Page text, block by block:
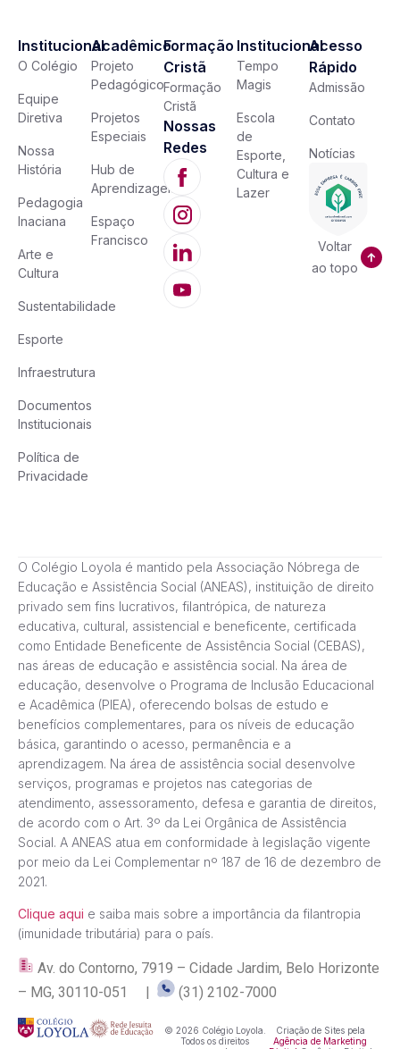
Institucional
O Colégio
Equipe
Diretiva
Nossa
História
Pedagogia
Inaciana
Arte e
Cultura
Sustentabilidade
Esporte
Infraestrutura
Documentos
Institucionais
Política de
Privacidade
Acadêmico
Projeto
Pedagógico
Projetos
Especiais
Hub de
Aprendizagem
Espaço
Francisco
Formação
Cristã
Formação
Cristã
Nossas
Redes
Institucional
Tempo
Magis
Escola
de
Esporte,
Cultura e
Lazer
Acesso
Rápido
Admissão
Contato
Notícias
Voltar
ao topo
O Colégio Loyola é mantido pela Associação Nóbrega de
Educação e Assistência Social (ANEAS), instituição de direito
privado sem fins lucrativos, filantrópica, de natureza
educativa, cultural, assistencial e beneficente, certificada
como Entidade Beneficente de Assistência Social (CEBAS),
nas áreas de educação e assistência social. Na área de
educação, desenvolve o Programa de Inclusão Educacional
e Acadêmica (PIEA), oferecendo bolsas de estudo e
benefícios complementares, para os níveis de educação
básica, garantindo o acesso, permanência e a
aprendizagem. Na área de assistência social desenvolve
serviços, programas e projetos nas categorias de
atendimento, assessoramento, defesa e garantia de direitos,
de acordo com o Art. 3º da Lei Orgânica de Assistência
Social. A ANEAS atua em conformidade à legislação vigente
por meio da Lei Complementar nº 187 de 16 de dezembro de
2021.
Clique aqui e saiba mais sobre a importância da filantropia
(imunidade tributária) para o país.
Av. do Contorno, 7919 – Cidade Jardim, Belo Horizonte
– MG, 30110-051 |
(31) 2102-7000
© 2026 Colégio Loyola.
Todos os direitos
Criação de Sites pela
Agência de Marketing